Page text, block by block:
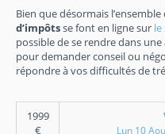
Bien que désormais l’ensemble
d’impôtsse font en ligne sur
possible de se rendre dans une
pour demander conseil ou
répondre à vos difficultés de
1999
€
Lun 10